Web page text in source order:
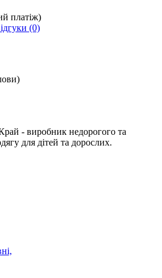
платіж)
(0)
- виробник недорогого та
для дітей та дорослих.